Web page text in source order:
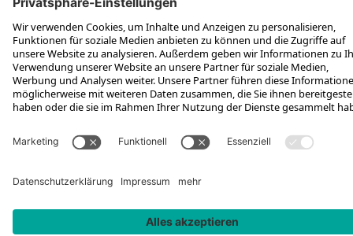
FOLGE UNS AUF
*Unverbindliche Preisempfehlung inkl. MwSt. zzgl. Versandkosten und
Rotax Bike Technology AG © 2025